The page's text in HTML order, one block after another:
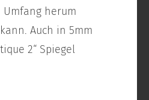
Umfang herum
Auch in 5mm
2“ Spiegel